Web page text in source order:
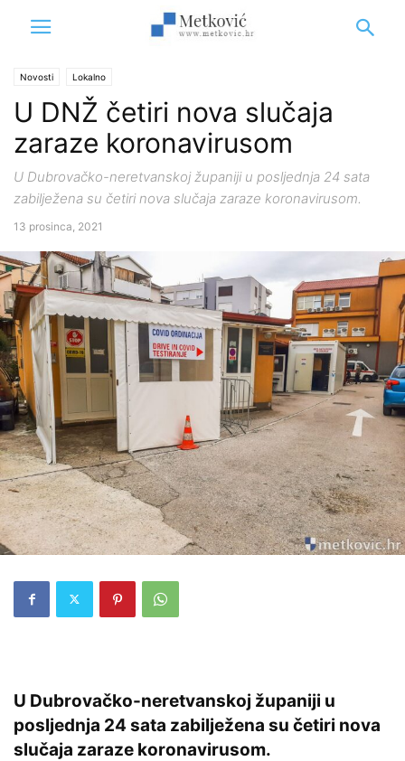
Novosti Lokalno
U DNŽ četiri nova slučaja
zaraze koronavirusom
U Dubrovačko-neretvanskoj županiji u posljednja 24 sata
zabilježena su četiri nova slučaja zaraze koronavirusom.
13 prosinca, 2021
U Dubrovačko-neretvanskoj županiji u
posljednja 24 sata zabilježena su četiri nova
slučaja zaraze koronavirusom.